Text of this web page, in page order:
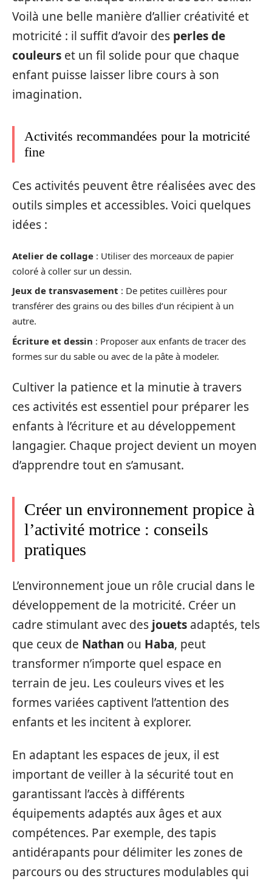
Voilà une belle manière d’allier créativité et
motricité : il suffit d’avoir des perles de
couleurs et un fil solide pour que chaque
enfant puisse laisser libre cours à son
imagination.
Activités recommandées pour la motricité
fine
Ces activités peuvent être réalisées avec des
outils simples et accessibles. Voici quelques
idées :
Atelier de collage : Utiliser des morceaux de papier
coloré à coller sur un dessin.
Jeux de transvasement : De petites cuillères pour
transférer des grains ou des billes d’un récipient à un
autre.
Écriture et dessin : Proposer aux enfants de tracer des
formes sur du sable ou avec de la pâte à modeler.
Cultiver la patience et la minutie à travers
ces activités est essentiel pour préparer les
enfants à l’écriture et au développement
langagier. Chaque project devient un moyen
d’apprendre tout en s’amusant.
Créer un environnement propice à
l’activité motrice : conseils
pratiques
L’environnement joue un rôle crucial dans le
développement de la motricité. Créer un
cadre stimulant avec des jouets adaptés, tels
que ceux de Nathan ou Haba, peut
transformer n’importe quel espace en
terrain de jeu. Les couleurs vives et les
formes variées captivent l’attention des
enfants et les incitent à explorer.
En adaptant les espaces de jeux, il est
important de veiller à la sécurité tout en
garantissant l’accès à différents
équipements adaptés aux âges et aux
compétences. Par exemple, des tapis
antidérapants pour délimiter les zones de
parcours ou des structures modulables qui